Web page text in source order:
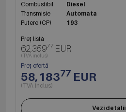
Combustibil
Diesel
Transmisie
Automata
Putere (CP)
193
Preț listă
62,35977 EUR
(TVA inclus)
Preț ofertă
58,18377 EUR
(TVA inclus)
Vezi detalii